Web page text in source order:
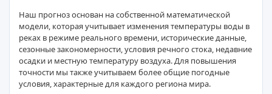
Наш прогноз основан на собственной математической
модели, которая учитывает изменения температуры воды в
реках в режиме реального времени, исторические данные,
сезонные закономерности, условия речного стока, недавние
осадки и местную температуру воздуха. Для повышения
точности мы также учитываем более общие погодные
условия, характерные для каждого региона мира.